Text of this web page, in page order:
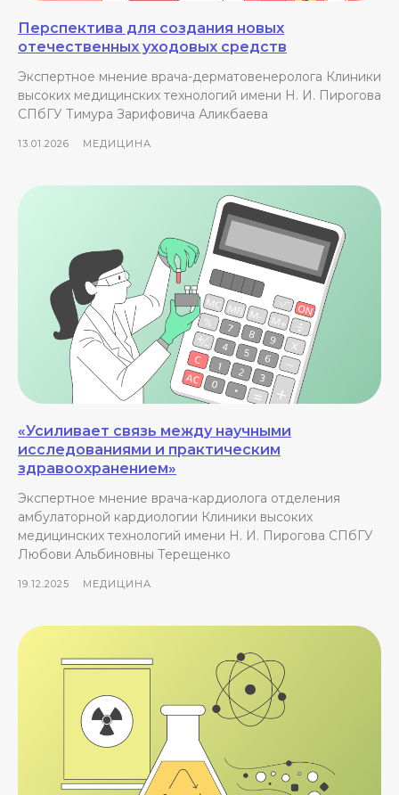
Перспектива для создания новых
отечественных уходовых средств
Экспертное мнение врача-дерматовенеролога Клиники
высоких медицинских технологий имени Н. И. Пирогова
СПбГУ Тимура Зарифовича Аликбаева
13.01.2026 МЕДИЦИНА
«Усиливает связь между научными
исследованиями и практическим
здравоохранением»
Экспертное мнение врача-кардиолога отделения
амбулаторной кардиологии Клиники высоких
медицинских технологий имени Н. И. Пирогова СПбГУ
Любови Альбиновны Терещенко
19.12.2025 МЕДИЦИНА